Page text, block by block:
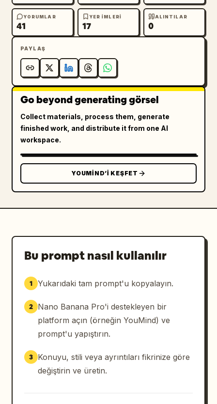
YORUMLAR
41
YER IMLERI
17
ALINTILAR
0
PAYLAŞ
Go beyond generating görsel
Collect materials, process them, generate
finished work, and distribute it from one AI
workspace.
YOUMIND’I KEŞFET
Bu prompt nasıl kullanılır
1 Yukarıdaki tam prompt'u kopyalayın.
2
Nano Banana Pro'i destekleyen bir
platform açın (örneğin YouMind) ve
prompt'u yapıştırın.
3
Konuyu, stili veya ayrıntıları fikrinize göre
değiştirin ve üretin.